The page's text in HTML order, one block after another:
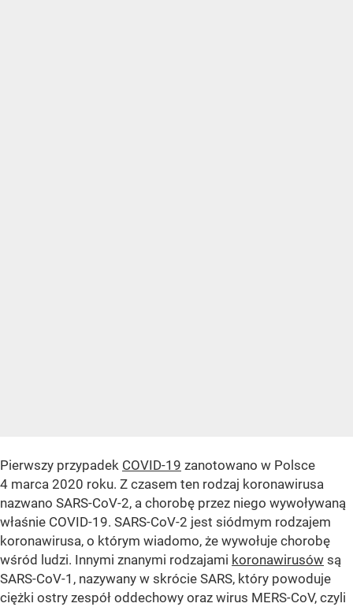
Pierwszy przypadek COVID-19 zanotowano w Polsce
4 marca 2020 roku. Z czasem ten rodzaj koronawirusa
nazwano SARS-CoV-2, a chorobę przez niego wywoływaną
właśnie COVID-19. SARS-CoV-2 jest siódmym rodzajem
koronawirusa, o którym wiadomo, że wywołuje chorobę
wśród ludzi. Innymi znanymi rodzajami koronawirusów są
SARS-CoV-1, nazywany w skrócie SARS, który powoduje
ciężki ostry zespół oddechowy oraz wirus MERS-CoV, czyli